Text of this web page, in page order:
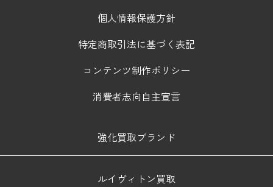
個人情報保護方針
特定商取引法に基づく表記
コンテンツ制作ポリシー
消費者志向自主宣言
強化買取ブランド
ルイヴィトン買取